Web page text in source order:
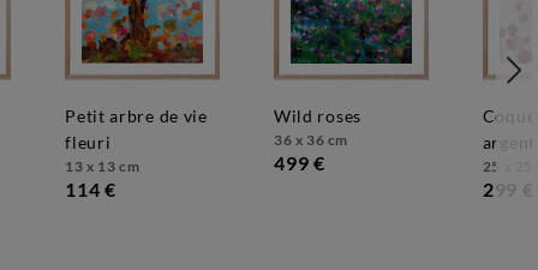
petit arbre de vie
fleuri
13 x 13 cm
114 €
wild roses
36 x 36 cm
499 €
coquelicots roses
25 x 25
299 €